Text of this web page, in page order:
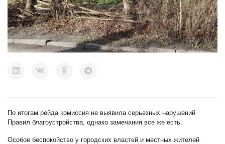
По итогам рейда комиссия не выявила серьезных нарушений
Правил благоустройства, однако замечания все же есть.
Особое беспокойство у городских властей и местных жителей